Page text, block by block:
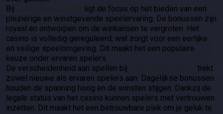
Bij
ligt de focus op het bieden van een
plezierige en winstgevende speelervaring. De bonussen zijn
royaal en ontworpen om de winkansen te vergroten. Het
casino is volledig gereguleerd, wat zorgt voor een eerlijke
en veilige speelomgeving. Dit maakt het een populaire
keuze onder ervaren spelers.
De verscheidenheid aan spellen bij
trekt
zowel nieuwe als ervaren spelers aan. Dagelijkse bonussen
houden de spanning hoog en de winsten stijgen. Dankzij de
legale status van het casino kunnen spelers met vertrouwen
inzetten. Dit maakt het een betrouwbare plek om je geluk te